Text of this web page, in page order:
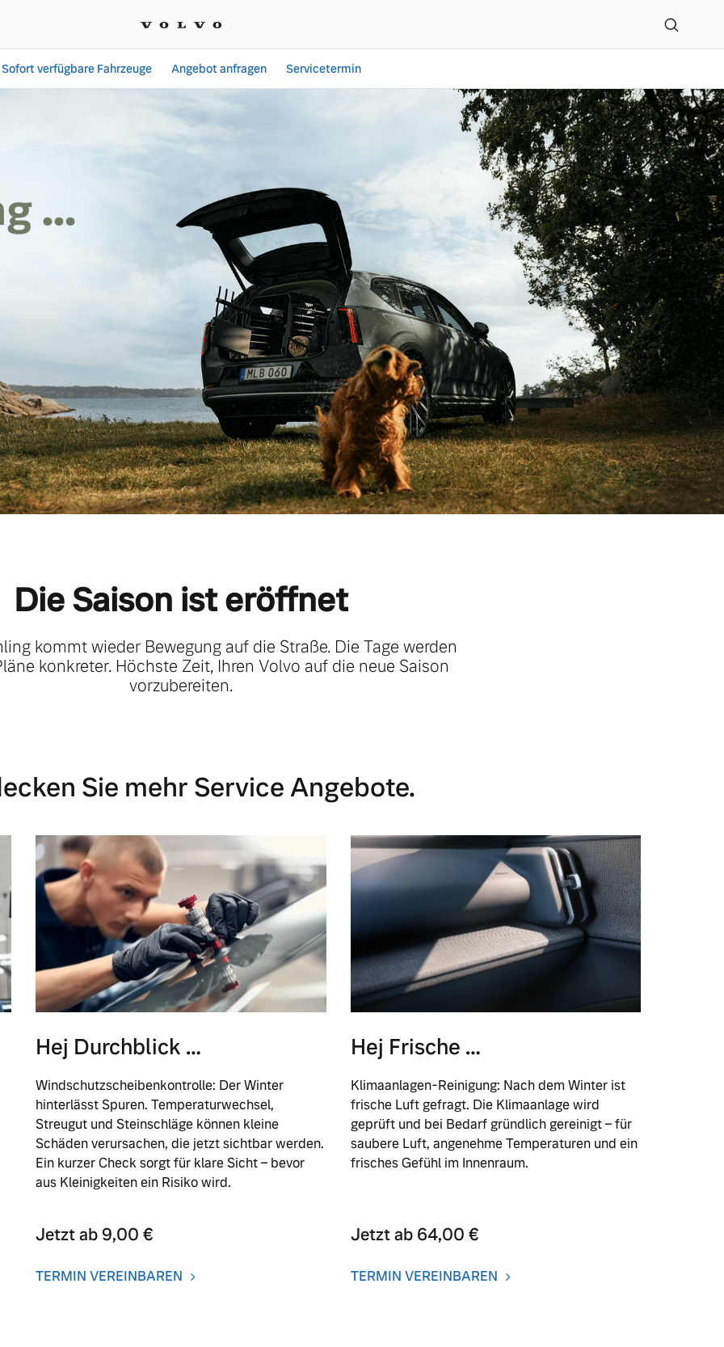
Sofort verfügbare Fahrzeuge Angebot anfragen Servicetermin
Original Volvo Winter- und Sommer Kompletträder.
Die Saison ist eröffnet
kommt wieder Bewegung auf die Straße. Die Tage werden
konkreter. Höchste Zeit, Ihren Volvo auf die neue Saison
vorzubereiten.
Sie mehr Service Angebote.
Hej Durchblick …
Windschutzscheibenkontrolle: Der Winter
hinterlässt Spuren. Temperaturwechsel,
Streugut und Steinschläge können kleine
Schäden verursachen, die jetzt sichtbar werden.
Ein kurzer Check sorgt für klare Sicht – bevor
aus Kleinigkeiten ein Risiko wird.
Jetzt ab 9,00 €
TERMIN VEREINBAREN
Hej Frische …
Klimaanlagen-Reinigung: Nach dem Winter ist
frische Luft gefragt. Die Klimaanlage wird
geprüft und bei Bedarf gründlich gereinigt – für
saubere Luft, angenehme Temperaturen und ein
frisches Gefühl im Innenraum.
Jetzt ab 64,00 €
TERMIN VEREINBAREN